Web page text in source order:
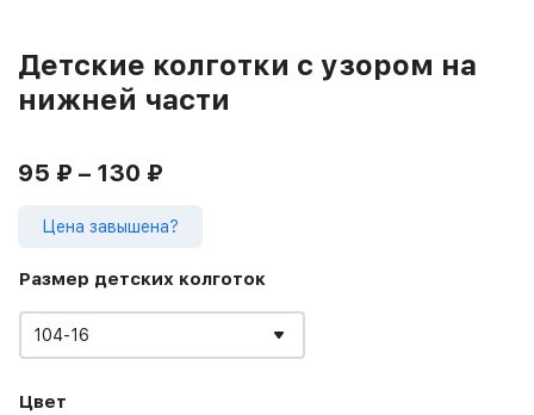
Детские колготки с узором на
нижней части
95 ₽ – 130 ₽
Цена завышена?
Размер детских колготок
104-16
Цвет